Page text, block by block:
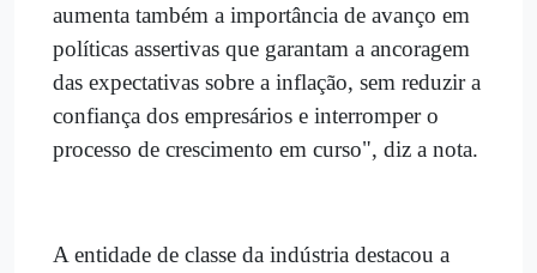
aumenta também a importância de avanço em
políticas assertivas que garantam a ancoragem
das expectativas sobre a inflação, sem reduzir a
confiança dos empresários e interromper o
processo de crescimento em curso", diz a nota.
A entidade de classe da indústria destacou a